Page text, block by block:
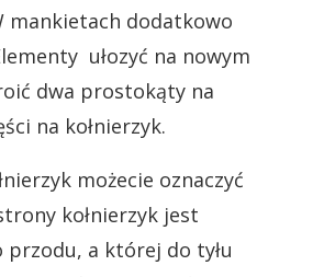
mankietach dodatkowo
ułozyć na nowym
dwa prostokąty na
na kołnierzyk.
możecie oznaczyć
kołnierzyk jest
przodu, a której do tyłu